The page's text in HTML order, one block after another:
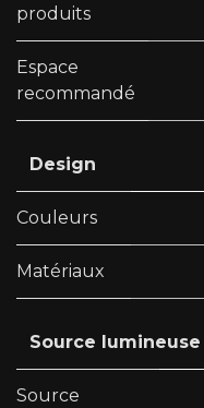
produits
Espace
recommandé
Design
Couleurs
Matériaux
Source lumineuse
Source